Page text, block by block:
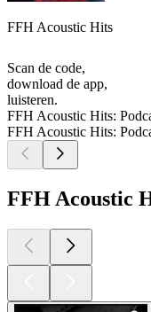
FFH Acoustic Hits
Scan de code,
download de app,
luisteren.
FFH Acoustic Hits:
FFH Acoustic Hits:
FFH Acoustic